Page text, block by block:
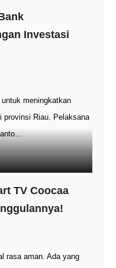
Investasi
meningkatkan
provinsi Riau. Pelaksana
TV Coocaa
rasa aman. Ada yang